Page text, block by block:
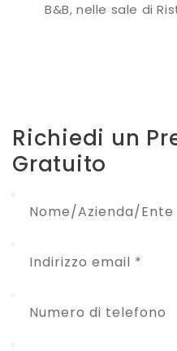
B&B, nelle sale di
Richiedi un
Gratuito
Nome/Azienda/Ente
Indirizzo email *
Numero di telefono